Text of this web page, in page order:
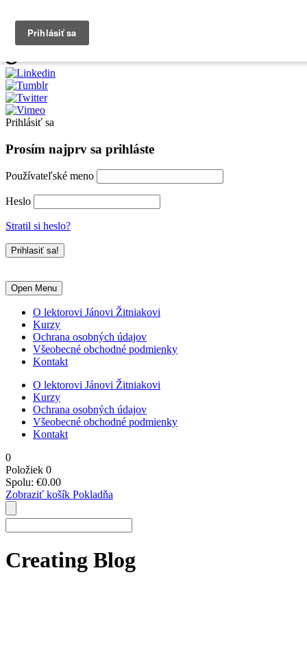
Prihlásiť sa
Prosím najprv sa prihláste
Používateľské meno
Heslo
Stratil si heslo?
Open Menu
O lektorovi Jánovi Žitniakovi
Kurzy
Ochrana osobných údajov
Všeobecné obchodné podmienky
Kontakt
O lektorovi Jánovi Žitniakovi
Kurzy
Ochrana osobných údajov
Všeobecné obchodné podmienky
Kontakt
0
Položiek 0
Spolu: €0.00
Zobraziť košík Pokladňa
Creating Blog